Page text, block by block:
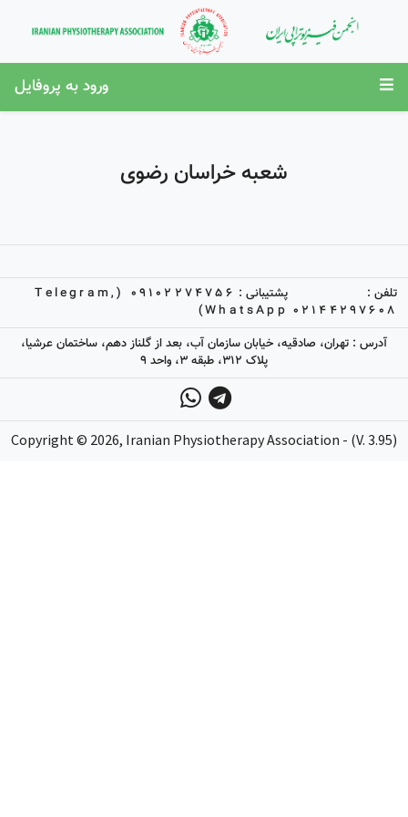
ورود به پروفایل
شعبه خراسان رضوی
تلفن :
02144297608
پشتیبانی :
09102274756 (Telegram,
WhatsApp)
آدرس : تهران، صادقیه، خیابان سازمان آب، بعد از گلناز دهم، ساختمان عرشیا،
پلاک 312، طبقه 3، واحد 9
Copyright © 2026, Iranian Physiotherapy Association - (V. 3.95)